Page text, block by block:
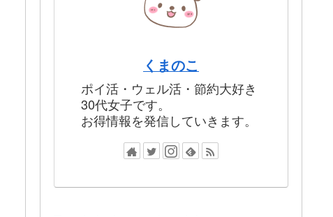
くまのこ
ポイ活・ウェル活・節約大好き
30代女子です。
お得情報を発信していきます。